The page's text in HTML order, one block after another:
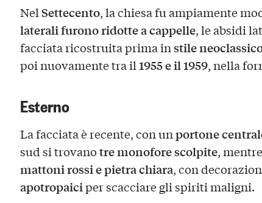
NelSettecento, la chiesa fu ampiamente
laterali furono ridotte a cappelle, le absidi
facciata ricostruita prima instile
poi nuovamente tra il1955 e il 1959, nella
Esterno
La facciata è recente, con unportone
sud si trovanotre monofore scolpite,
mattoni rossi e pietra chiara, con
apotropaiciper scacciare gli spiriti maligni.